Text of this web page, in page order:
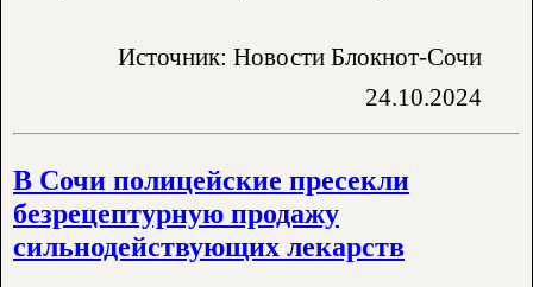
Источник: Новости Блокнот-Сочи
24.10.2024
В Сочи полицейские пресекли
безрецептурную продажу
сильнодействующих лекарств